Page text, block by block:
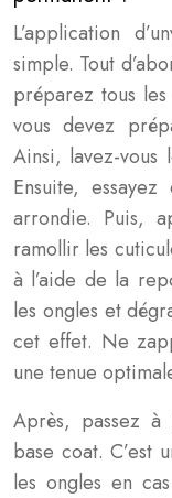
L’application
simple. Tout
préparez tous
vous devez
Ainsi, lavez-vous
Ensuite,
arrondie. Puis,
ramollir les
à l’aide de la
les ongles et
cet effet. Ne
une tenue
Après, passez à
base coat. C’est
les ongles en